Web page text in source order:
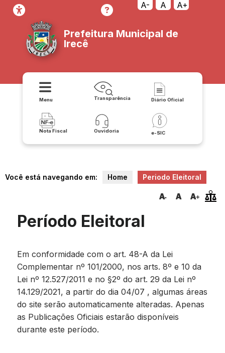
A- A A+
Prefeitura Municipal de
Irecê
Menu Transparência Diário Oficial
Nota Fiscal Ouvidoria e-SIC
Você está navegando em: Home Periodo Eleitoral
Período Eleitoral
Em conformidade com o art. 48-A da Lei
Complementar nº 101/2000, nos arts. 8º e 10 da
Lei nº 12.527/2011 e no §2º do art. 29 da Lei nº
14.129/2021, a partir do dia 04/07 , algumas áreas
do site serão automaticamente alteradas. Apenas
as Publicações Oficiais estarão disponíveis
durante este período.